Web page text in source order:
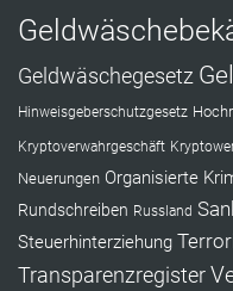
Geldwäschegesetz
Hinweisgeberschutzgesetz
Kryptoverwahrgeschäft
Neuerungen Organisierte
Rundschreiben Russland
Steuerhinterziehung
Transparenzregister